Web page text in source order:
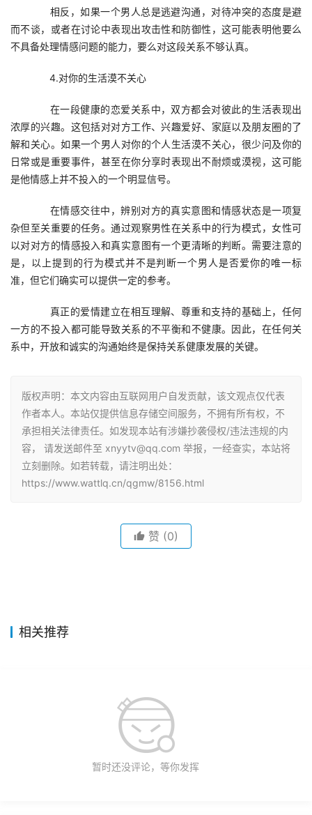
相反，如果一个男人总是逃避沟通，对待冲突的态度是避
而不谈，或者在讨论中表现出攻击性和防御性，这可能表明他要么
不具备处理情感问题的能力，要么对这段关系不够认真。
4.对你的生活漠不关心
在一段健康的恋爱关系中，双方都会对彼此的生活表现出
浓厚的兴趣。这包括对对方工作、兴趣爱好、家庭以及朋友圈的了
解和关心。如果一个男人对你的个人生活漠不关心，很少问及你的
日常或是重要事件，甚至在你分享时表现出不耐烦或漠视，这可能
是他情感上并不投入的一个明显信号。
在情感交往中，辨别对方的真实意图和情感状态是一项复
杂但至关重要的任务。通过观察男性在关系中的行为模式，女性可
以对对方的情感投入和真实意图有一个更清晰的判断。需要注意的
是，以上提到的行为模式并不是判断一个男人是否爱你的唯一标
准，但它们确实可以提供一定的参考。
真正的爱情建立在相互理解、尊重和支持的基础上，任何
一方的不投入都可能导致关系的不平衡和不健康。因此，在任何关
系中，开放和诚实的沟通始终是保持关系健康发展的关键。
版权声明：本文内容由互联网用户自发贡献，该文观点仅代表
作者本人。本站仅提供信息存储空间服务，不拥有所有权，不
承担相关法律责任。如发现本站有涉嫌抄袭侵权/违法违规的内
容， 请发送邮件至 xnyytv@qq.com 举报，一经查实，本站将
立刻删除。如若转载，请注明出处：
https://www.wattlq.cn/qgmw/8156.html
赞 (0)
相关推荐
暂时还没评论，等你发挥